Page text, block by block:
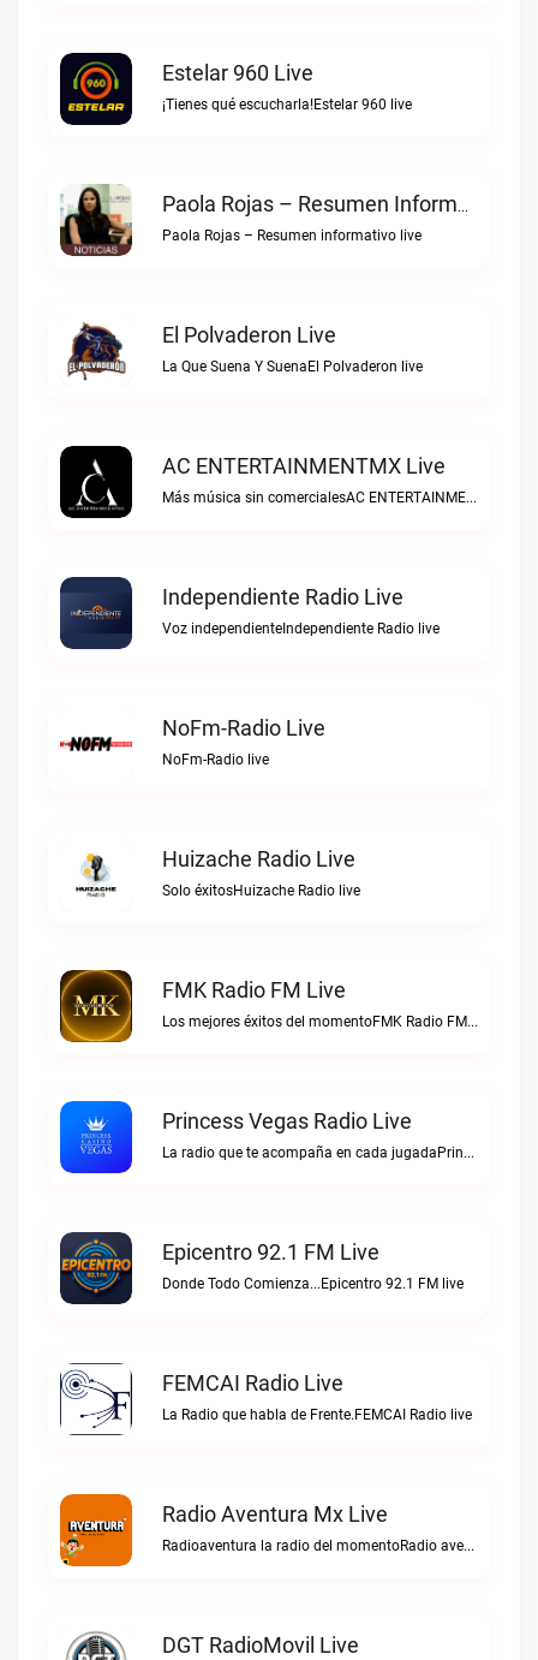
Estelar 960 Live
¡Tienes qué escucharla!Estelar 960 live
Paola Rojas – Resumen Informativo Live
Paola Rojas – Resumen informativo live
El Polvaderon Live
La Que Suena Y SuenaEl Polvaderon live
AC ENTERTAINMENTMX Live
Más música sin comercialesAC ENTERTAINMENTMX live
Independiente Radio Live
Voz independienteIndependiente Radio live
NoFm-Radio Live
NoFm-Radio live
Huizache Radio Live
Solo éxitosHuizache Radio live
FMK Radio FM Live
Los mejores éxitos del momentoFMK Radio FM live
Princess Vegas Radio Live
La radio que te acompaña en cada jugadaPrincess Vegas Radio live
Epicentro 92.1 FM Live
Donde Todo Comienza...Epicentro 92.1 FM live
FEMCAI Radio Live
La Radio que habla de Frente.FEMCAI Radio live
Radio Aventura Mx Live
Radioaventura la radio del momentoRadio aventura mx live
DGT RadioMovil Live